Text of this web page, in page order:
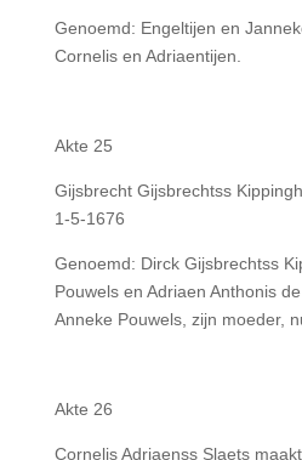
Genoemd: Engeltijen en
Cornelis en Adriaentijen.
Akte 25
Gijsbrecht Gijsbrechtss
1-5-1676
Genoemd: Dirck Gijsbrechtss
Pouwels en Adriaen Anthonis
Anneke Pouwels, zijn moeder,
Akte 26
Cornelis Adriaenss Slaets